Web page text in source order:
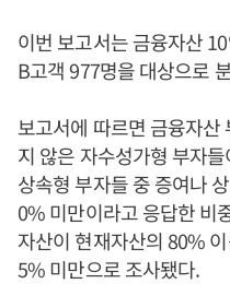
이번 보고서는 금융자산
B고객 977명을 대상으로
보고서에 따르면 금융자
지 않은 자수성가형 부자
상속형 부자들 중 증여나
0% 미만이라고 응답한 비
자산이 현재자산의 80%
5% 미만으로 조사됐다.